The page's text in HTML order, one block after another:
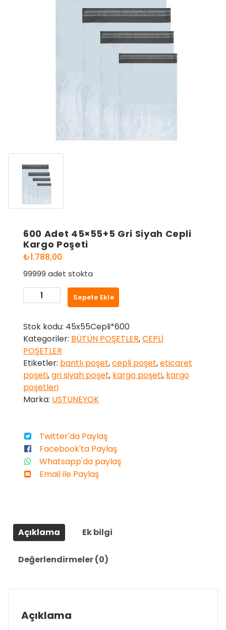
600 Adet 45×55+5 Gri Siyah Cepli
Kargo Poşeti
₺1.788,00
99999 adet stokta
Adet
Gri
Siyah
Cepli
Kargo
Poşeti
adet
Sepete Ekle
Stok kodu: 45x55Cepli*600
Kategoriler: BÜTÜN POŞETLER,CEPLİ
POŞETLER
Etiketler: bantlı poşet,cepli poşet,eticaret
poşeti,gri siyah poşet, kargo poşeti, kargo
poşetleri
Marka: USTUNEYOK
Twitter'da Paylaş
Facebook'ta Paylaş
Whatsapp'da paylaş
Email ile Paylaş
Açıklama Ek bilgi
Değerlendirmeler (0)
Açıklama